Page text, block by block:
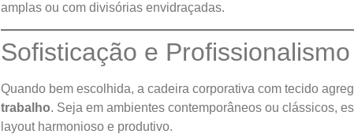
amplas ou com divisórias envidraçadas.
Sofisticação e
Quando bem escolhida, a cadeira corporativa com tecido
trabalho. Seja em ambientes contemporâneos ou clássicos,
layout harmonioso e produtivo.